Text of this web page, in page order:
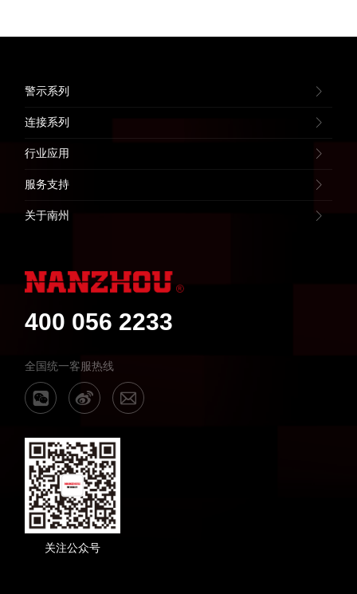
警示系列
连接系列
行业应用
服务支持
关于南州
400 056 2233
全国统一客服热线
关注公众号